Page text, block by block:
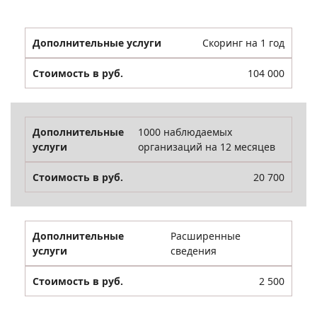
Скоринг на 1 год
104 000
1000 наблюдаемых
организаций на 12 месяцев
20 700
Расширенные
сведения
2 500